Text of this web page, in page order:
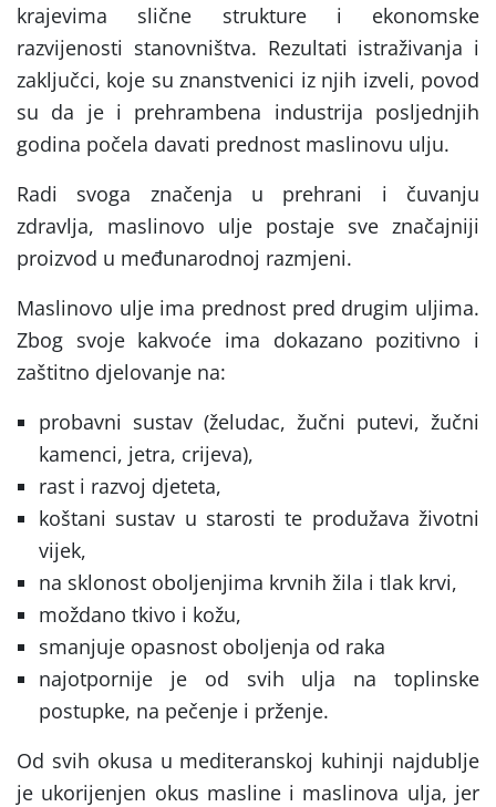
krajevima slične strukture i ekonomske
razvijenosti stanovništva. Rezultati istraživanja i
zaključci, koje su znanstvenici iz njih izveli, povod
su da je i prehrambena industrija posljednjih
godina počela davati prednost maslinovu ulju.
Radi svoga značenja u prehrani i čuvanju
zdravlja, maslinovo ulje postaje sve značajniji
proizvod u međunarodnoj razmjeni.
Maslinovo ulje ima prednost pred drugim uljima.
Zbog svoje kakvoće ima dokazano pozitivno i
zaštitno djelovanje na:
probavni sustav (želudac, žučni putevi, žučni
kamenci, jetra, crijeva),
rast i razvoj djeteta,
koštani sustav u starosti te produžava životni
vijek,
na sklonost oboljenjima krvnih žila i tlak krvi,
moždano tkivo i kožu,
smanjuje opasnost oboljenja od raka
najotpornije je od svih ulja na toplinske
postupke, na pečenje i prženje.
Od svih okusa u mediteranskoj kuhinji najdublje
je ukorijenjen okus masline i maslinova ulja, jer